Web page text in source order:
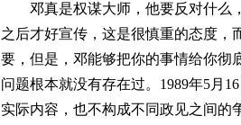
邓真是权谋大师，他要反对什么
之后才好宣传，这是很慎重的态度，
要，但是，邓能够把你的事情给你彻
问题根本就没有存在过。 1989年5月 16
实际内容，也不构成不同政见之间的